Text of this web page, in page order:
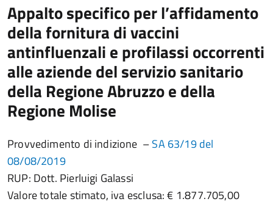
Appalto specifico per l’affidamento
della fornitura di vaccini
antinfluenzali e profilassi occorrenti
alle aziende del servizio sanitario
della Regione Abruzzo e della
Regione Molise
Provvedimento di indizione –SA 63/19 del
08/08/2019
RUP: Dott. Pierluigi Galassi
Valore totale stimato, iva esclusa: € 1.877.705,00